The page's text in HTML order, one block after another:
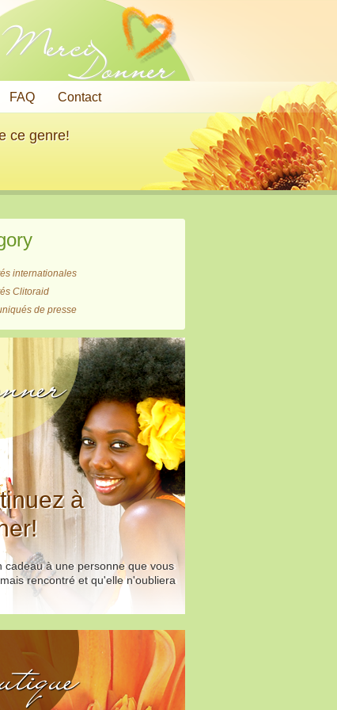
MerciDonner
FAQ Contact
ce genre!
internationales
Clitoraid
de presse
à
cadeau à une personne que vous
rencontré et qu'elle n'oubliera